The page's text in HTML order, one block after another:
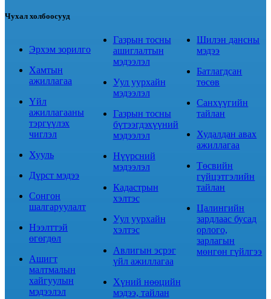
Чухал холбоосууд
Эрхэм зорилго
Хамтын
ажиллагаа
Үйл
ажиллагааны
тэргүүлэх
чиглэл
Хууль
Дүрст мэдээ
Сонгон
шалгаруулалт
Нээлттэй
өгөгдөл
Ашигт
малтмалын
хайгуулын
мэдээлэл
Газрын тосны
ашиглалтын
мэдээлэл
Уул уурхайн
мэдээлэл
Газрын тосны
бүтээгдэхүүний
мэдээлэл
Нүүрсний
мэдээлэл
Кадастрын
хэлтэс
Уул уурхайн
хэлтэс
Авлигын эсрэг
үйл ажиллагаа
Хүний нөөцийн
мэдээ, тайлан
Шилэн дансны
мэдээ
Батлагдсан
төсөв
Санхүүгийн
тайлан
Худалдан авах
ажиллагаа
Төсвийн
гүйцэтгэлийн
тайлан
Цалингийн
зардлаас бусад
орлого,
зарлагын
мөнгөн гүйлгээ